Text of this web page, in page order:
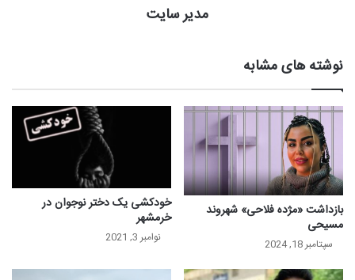
مدیر سایت
نوشته های مشابه
بازداشت «مژده فلاحی» شهروند
مسیحی
سپتامبر 18, 2024
خودکشی یک دختر نوجوان در
خرمشهر
نوامبر 3, 2021